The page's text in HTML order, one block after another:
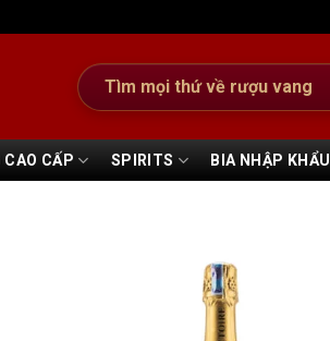
Tìm
kiếm:
CAO CẤP SPIRITS BIA NHẬP KHẨU